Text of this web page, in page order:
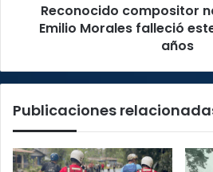
Reconocido compositor
Emilio Morales falleció
años
Publicaciones